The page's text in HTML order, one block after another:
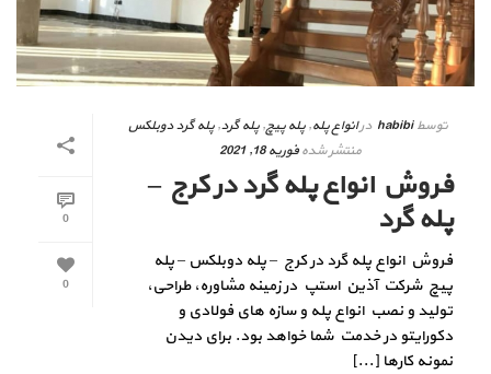
0
0
توسط habibi درانواع پله,پله پیچ,پله گرد,پله گرد دوبلکس
منتشر شده فوریه 18, 2021
فروش انواع پله گرد در کرج –
پله گرد
فروش انواع پله گرد در کرج – پله دوبلکس – پله
پیچ شرکت آذین استپ در زمینه مشاوره، طراحی،
تولید و نصب انواع پله و سازه های فولادی و
دکورایتو در خدمت شما خواهد بود. برای دیدن
نمونه کارها [...]